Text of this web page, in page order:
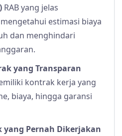
RAB yang jelas
estimasi biaya
dan menghindari
yang Transparan
kontrak kerja yang
biaya, hingga garansi
yang Pernah Dikerjakan